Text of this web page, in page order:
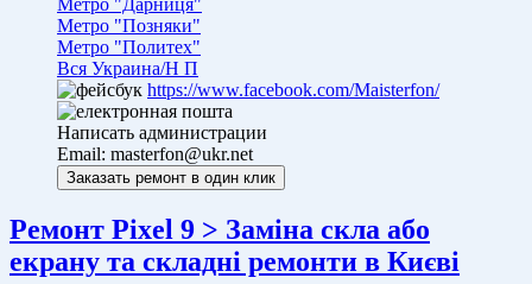
Метро "Дарниця"
Метро "Позняки"
Метро "Политех"
Вся Украина/Н П
https://www.facebook.com/Maisterfon/
Написать администрации
Email: masterfon@ukr.net
Ремонт Pixel 9 > Заміна скла або
екрану та складні ремонти в Києві